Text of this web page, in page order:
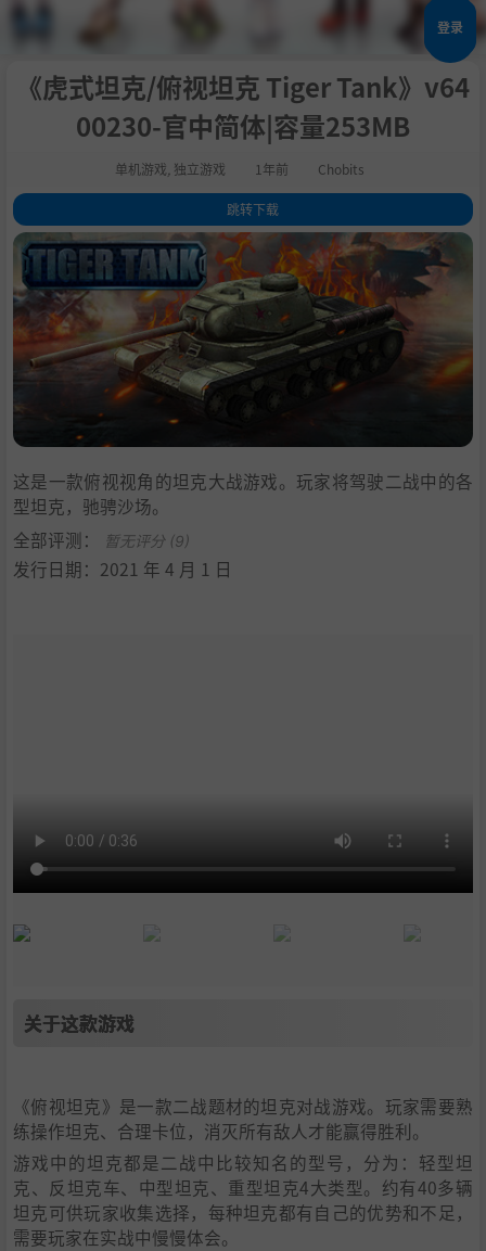
登录
《虎式坦克/俯视坦克 Tiger Tank》v64
00230-官中简体|容量253MB
单机游戏 独立游戏 1年前 Chobits
跳转下载
1.关于这款游戏
系统需求
3.支持作者
4
学习
这是一款俯视视角的坦克大战游戏。玩家将驾驶二战中的各
型坦克，驰骋沙场。
全部评测：
暂无评分 (9)
发行日期：2021 年 4 月 1 日
关于这款游戏
《俯视坦克》是一款二战题材的坦克对战游戏。玩家需要熟
练操作坦克、合理卡位，消灭所有敌人才能赢得胜利。
游戏中的坦克都是二战中比较知名的型号，分为：轻型坦
克、反坦克车、中型坦克、重型坦克4大类型。约有40多辆
坦克可供玩家收集选择，每种坦克都有自己的优势和不足，
需要玩家在实战中慢慢体会。